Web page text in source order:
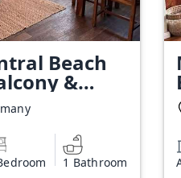
Beach
&
1 Bathroom